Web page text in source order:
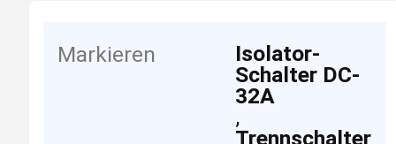
Markieren
Isolator-
Schalter DC-
32A
,
Trennschalter